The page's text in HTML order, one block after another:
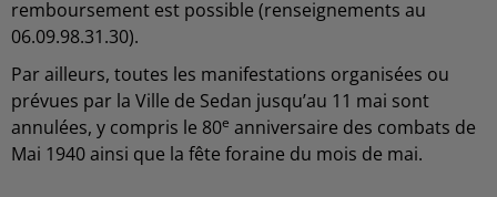
remboursement est possible (renseignements au
06.09.98.31.30).
Par ailleurs, toutes les manifestations organisées ou
prévues par la Ville de Sedan jusqu’au 11 mai sont
annulées, y compris le 80e anniversaire des combats de
Mai 1940 ainsi que la fête foraine du mois de mai.